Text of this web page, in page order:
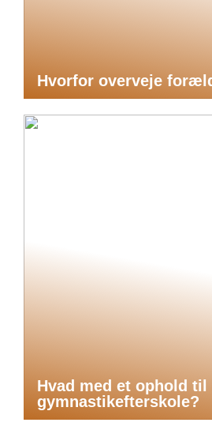
Hvorfor overveje
Hvad med et ophold til
gymnastikefterskole?